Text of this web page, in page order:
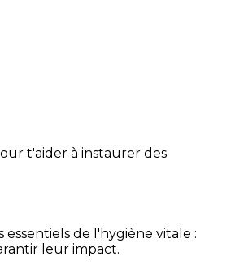
t'aider à instaurer des
de l'hygiène vitale :
leur impact.